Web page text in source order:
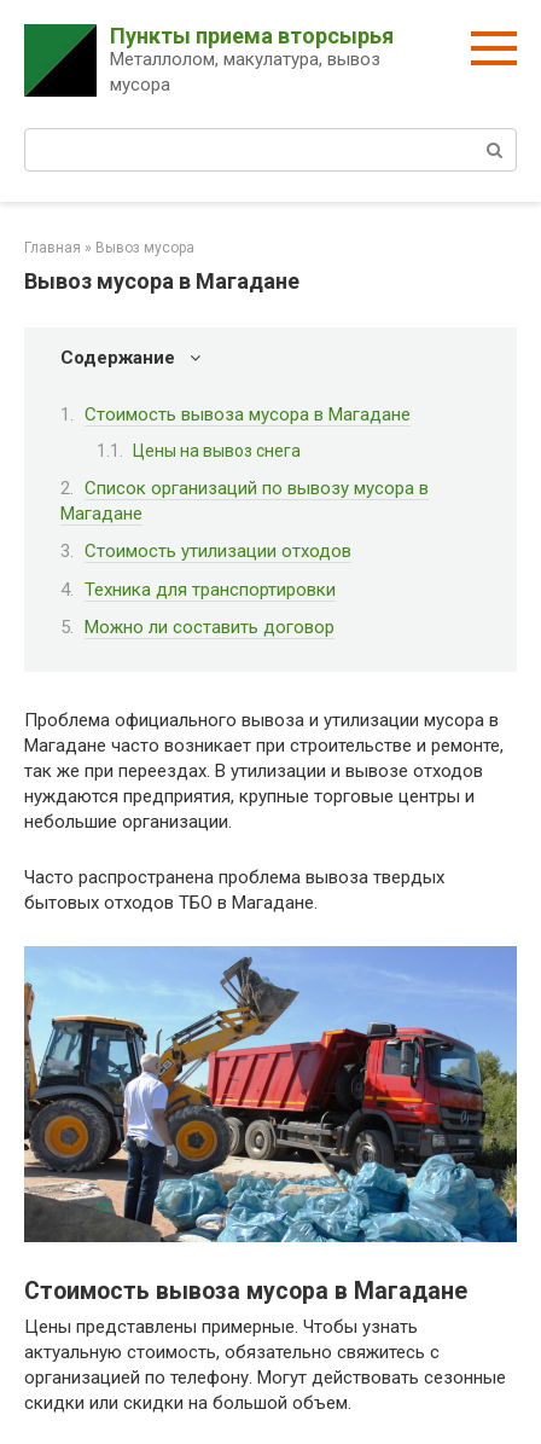
контенту
Пункты приема вторсырья
Металлолом, макулатура, вывоз
мусора
Главная » Вывоз мусора
Вывоз мусора в Магадане
Содержание
Стоимость вывоза мусора в Магадане
Цены на вывоз снега
Список организаций по вывозу мусора в
Магадане
Стоимость утилизации отходов
Техника для транспортировки
Можно ли составить договор
Проблема официального вывоза и утилизации мусора в
Магадане часто возникает при строительстве и ремонте,
так же при переездах. В утилизации и вывозе отходов
нуждаются предприятия, крупные торговые центры и
небольшие организации.
Часто распространена проблема вывоза твердых
бытовых отходов ТБО в Магадане.
Стоимость вывоза мусора в Магадане
Цены представлены примерные. Чтобы узнать
актуальную стоимость, обязательно свяжитесь с
организацией по телефону. Могут действовать сезонные
скидки или скидки на большой объем.